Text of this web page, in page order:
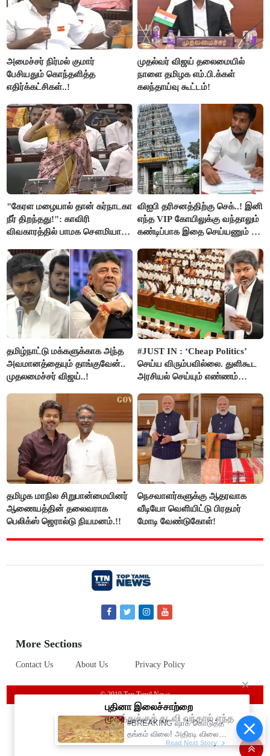
அமைச்சர் நிர்மல் குமார்
பேசியதும் கொந்தளித்த
எதிர்க்கட்சிகள்..!
முதல்வர் விஜய் தலைமையில்
நாளை தமிழக எம்.பி.க்கள்
கலந்தாய்வு கூட்டம்!
"கேரள மழையால் தான் கர்நாடகா
நீர் திறந்தது!": காவிரி
விவகாரத்தில் பாமக சௌமியா
விஐபி தரிசனத்திற்கு செக்..! இனி
எந்த VIP கோயிலுக்கு வந்தாலும்
கண்டிப்பாக இதை செய்யணும் -
தமிழ்நாட்டு மக்களுக்காக அந்த
அவமானத்தையும் தாங்குவேன்..
முதலமைச்சர் விஜய்..!
#JUST IN : ‘Cheap Politics’
செய்ய விரும்பவில்லை. துளிகூட
அரசியல் செய்யும் எண்ணம்
விஜய் பதில்!
தமிழக மாநில சிறுபான்மையினர்
ஆணையத்தின் தலைவராக
பெலிக்ஸ் ஜெரால்டு நியமனம்.!!
நெசவாளர்களுக்கு ஆதரவாக
வீடியோ வெளியிட்டு பிரதமர்
மோடி வேண்டுகோள்!
More Sections
Contact Us About Us Privacy Policy
© 2019 Top Tamil News
#BREAKING ஷாக் கொடுத்த
தங்கம் விலை! அதிரடி விலை
உயர்வு